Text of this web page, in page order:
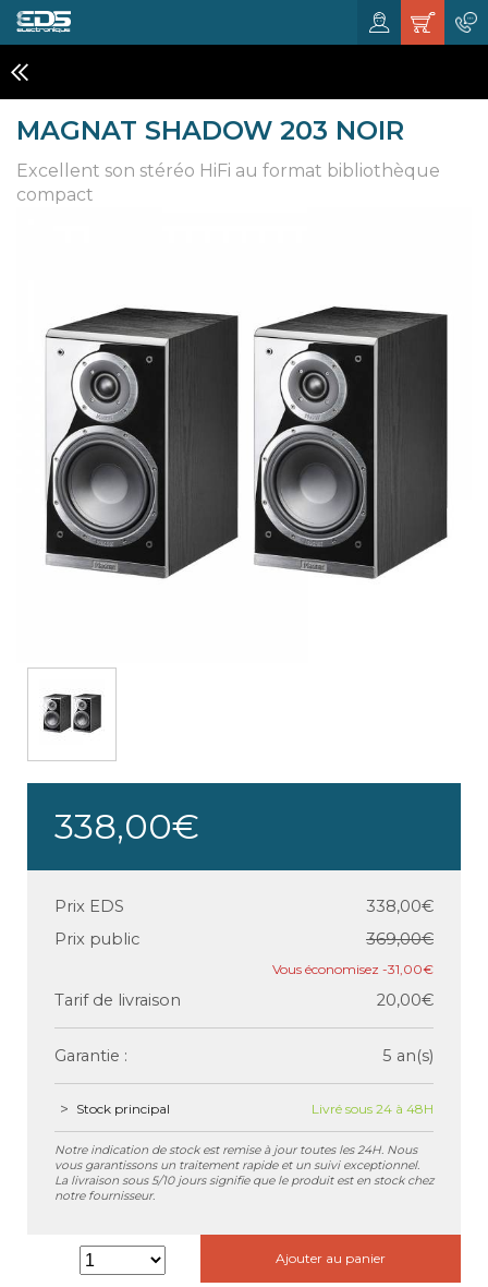
MAGNAT SHADOW 203 NOIR
Excellent son stéréo HiFi au format bibliothèque
compact
338,00€
Prix EDS
338,00€
Prix public
369,00€
-31,00€
Tarif de livraison 20,00€
Garantie : 5 an(s)
Stock principal Livré sous 24 à 48H
Notre indication de stock est remise à jour toutes les 24H. Nous
vous garantissons un traitement rapide et un suivi exceptionnel.
La livraison sous 5/10 jours signifie que le produit est en stock chez
notre fournisseur.
Ajouter au panier